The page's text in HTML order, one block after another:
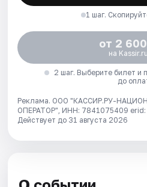
1 шаг.
от 2
на Kassir.ru
2 шаг. Выберите билет и
до
Реклама. ООО "КАССИР.РУ-
ОПЕРАТОР", ИНН: 7841075409 erid:
Действует до 31 августа 2026